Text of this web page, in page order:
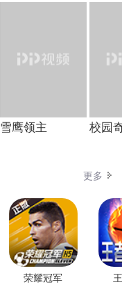
雪鹰领主 校园
更多
荣耀冠军